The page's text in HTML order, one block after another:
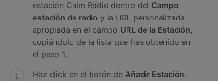
estación Calm Radio dentro del Campo
estación de radio y la URL personalizada
apropiada en el campo URL de la Estación,
copiándolo de la lista que has obtenido en
el paso 1.
Haz click en el botón de Añadir Estación.